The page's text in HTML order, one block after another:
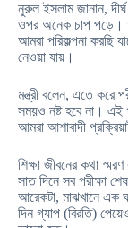
নুরুল ইসলাম জানান, দীর্ঘ
ওপর অনেক চাপ পড়ে।
আমরা পরিকল্পনা করছি
নেওয়া যায়।
মন্ত্রী বলেন, এতে করে
সময়ও নষ্ট হবে না। এই
আমরা আশাবাদী
শিক্ষা জীবনের কথা
সাত দিনে সব পরীক্ষা
আরেকটা, মাঝখানে এক
দিন গ্যাপ (বিরতি)